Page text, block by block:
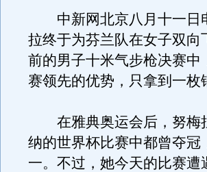
中新网北京八月十一日
拉终于为芬兰队在女子双
前的男子十米气步枪决赛
赛领先的优势，只拿到一枚
在雅典奥运会后，努梅
纳的世界杯比赛中都曾夺
一。 不过，她今天的比赛